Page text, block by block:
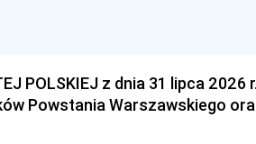
POLSKIEJ z dnia 31 lipca 2026
Powstania Warszawskiego